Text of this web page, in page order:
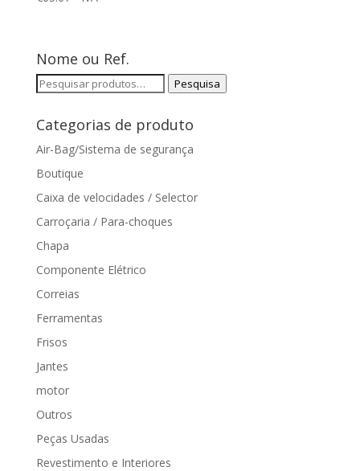
Nome ou Ref.
Pesquisar
Pesquisa
Categorias de produto
Air-Bag/Sistema de segurança
Boutique
Caixa de velocidades / Selector
Carroçaria / Para-choques
Chapa
Componente Elétrico
Correias
Ferramentas
Frisos
Jantes
motor
Outros
Peças Usadas
Revestimento e Interiores